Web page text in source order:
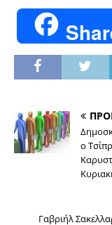
ο
Γαβριήλ